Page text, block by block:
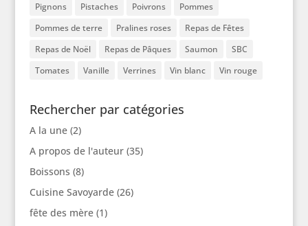
Pignons
Pistaches Poivrons
Pommes
Pommes de terre
Pralines roses
Repas de Fêtes
Repas de Noël
Repas de Pâques Saumon
SBC
Tomates
Vanille Verrines Vin blanc Vin rouge
Rechercher par catégories
A la une(2)
A propos de l'auteur(35)
Boissons (8)
Cuisine Savoyarde(26)
fête des mère(1)